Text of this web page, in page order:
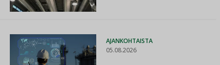
AJANKOHTAISTA
05.08.2026